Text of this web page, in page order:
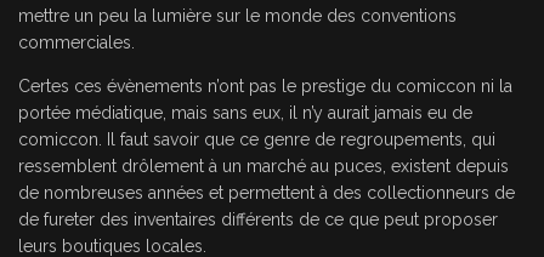
mettre un peu la lumière sur le monde des conventions
commerciales.
Certes ces évènements n’ont pas le prestige du comiccon ni la
portée médiatique, mais sans eux, il n’y aurait jamais eu de
comiccon. Il faut savoir que ce genre de regroupements, qui
ressemblent drôlement à un marché au puces, existent depuis
de nombreuses années et permettent à des collectionneurs de
de fureter des inventaires différents de ce que peut proposer
leurs boutiques locales.